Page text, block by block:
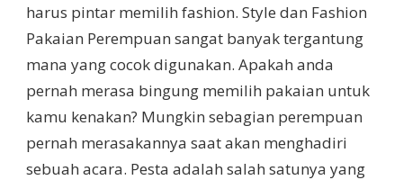
harus pintar memilih fashion. Style dan Fashion
Pakaian Perempuan sangat banyak tergantung
mana yang cocok digunakan. Apakah anda
pernah merasa bingung memilih pakaian untuk
kamu kenakan? Mungkin sebagian perempuan
pernah merasakannya saat akan menghadiri
sebuah acara. Pesta adalah salah satunya yang